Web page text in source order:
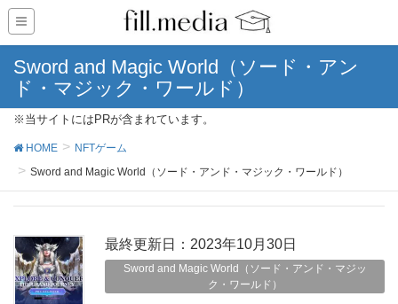
Sword and Magic World（ソード・アン
ド・マジック・ワールド）
※当サイトにはPRが含まれています。
HOME
NFTゲーム
Sword and Magic World（ソード・アンド・マジック・ワールド）
最終更新日：2023年10月30日
Sword and Magic World（ソード・アンド・マジッ
ク・ワールド）